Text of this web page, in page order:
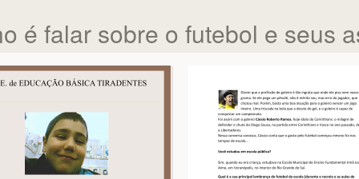
é falar sobre o futebol e seus